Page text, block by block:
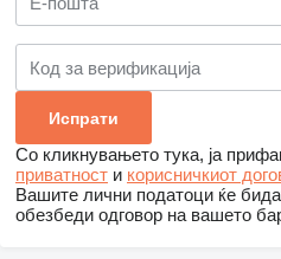
Со кликнувањето тука, ја
приватност и корисничкиот
Вашите лични податоци ќе
обезбеди одговор на вашето